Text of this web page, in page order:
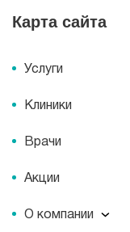
Карта сайта
Услуги
Клиники
Врачи
Акции
О компании